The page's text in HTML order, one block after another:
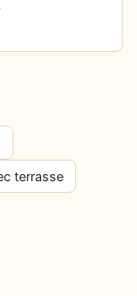
terrasse